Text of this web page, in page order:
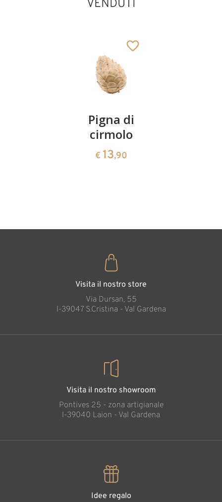
Aggiunto al carrello
VENDUTI
Pigna di
cirmolo
€ 13,90
Visita il nostro store
Via Dursan, 55
l-39047 S.Cristina - Val Gardena
Visita il nostro showroom
Pontives 25 - zona artigianale
l-39040 Laion - Val Gardena
Idee regalo